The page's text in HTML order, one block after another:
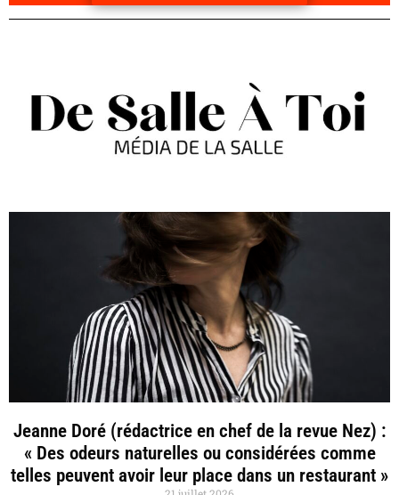
Jeanne Doré (rédactrice en chef de la revue Nez) :
« Des odeurs naturelles ou considérées comme
telles peuvent avoir leur place dans un restaurant »